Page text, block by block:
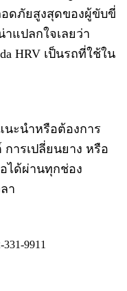
อดภัยสูงสุดของผู้ขับขี่
แปลกใจเลยว่า
HRV เป็นรถที่ใช้ใน
ะนำหรือต้องการ
ารเปลี่ยนยาง หรือ
ได้ผ่านทุกช่อง
า
9911